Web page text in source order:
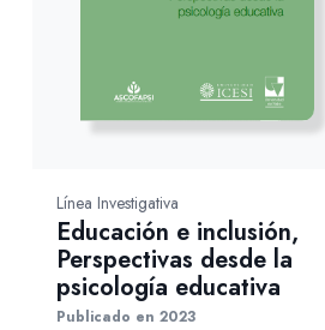
Línea Investigativa
Educación e inclusión,
Perspectivas desde la
psicología educativa
Publicado en 2023